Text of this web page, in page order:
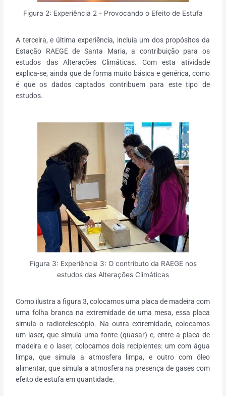
Figura 2: Experiência 2 - Provocando o Efeito de Estufa
A terceira, e última experiência, incluía um dos propósitos da
Estação RAEGE de Santa Maria, a contribuição para os
estudos das Alterações Climáticas. Com esta atividade
explica-se, ainda que de forma muito básica e genérica, como
é que os dados captados contribuem para este tipo de
estudos.
Figura 3: Experiência 3: O contributo da RAEGE nos
estudos das Alterações Climáticas
Como ilustra a figura 3, colocamos uma placa de madeira com
uma folha branca na extremidade de uma mesa, essa placa
simula o radiotelescópio. Na outra extremidade, colocamos
um laser, que simula uma fonte (quasar) e, entre a placa de
madeira e o laser, colocamos dois recipientes: um com água
limpa, que simula a atmosfera limpa, e outro com óleo
alimentar, que simula a atmosfera na presença de gases com
efeito de estufa em quantidade.